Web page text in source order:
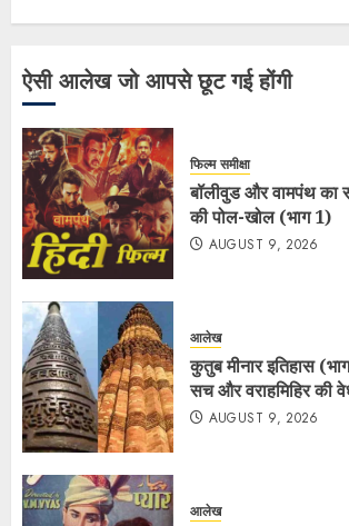
ऐसी आलेख जो आपसे छूट गई होंगी
फिल्म समीक्षा
बॉलीवुड और वामपंथ का
की पोल-खोल (भाग 1)
AUGUST 9, 2026
आलेख
कुतुब मीनार इतिहास
सच और वराहमिहिर की
AUGUST 9, 2026
आलेख